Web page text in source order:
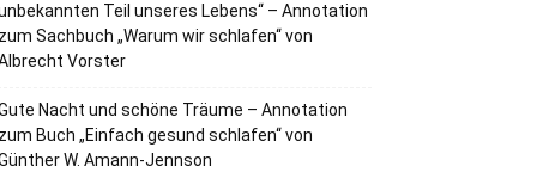
Teil unseres Lebens“ – Annotation
zum Sachbuch „Warum wir schlafen“ von
Vorster
Nacht und schöne Träume – Annotation
zum Buch „Einfach gesund schlafen“ von
W. Amann-Jennson